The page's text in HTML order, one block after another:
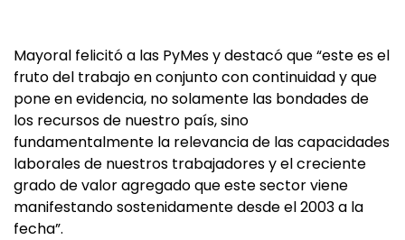
Mayoral felicitó a las PyMes y destacó que “este es el
fruto del trabajo en conjunto con continuidad y que
pone en evidencia, no solamente las bondades de
los recursos de nuestro país, sino
fundamentalmente la relevancia de las capacidades
laborales de nuestros trabajadores y el creciente
grado de valor agregado que este sector viene
manifestando sostenidamente desde el 2003 a la
fecha”.